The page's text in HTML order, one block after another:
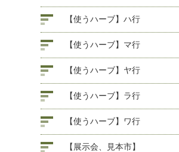
【使うハーブ】ハ行
【使うハーブ】マ行
【使うハーブ】ヤ行
【使うハーブ】ラ行
【使うハーブ】ワ行
【展示会、見本市】